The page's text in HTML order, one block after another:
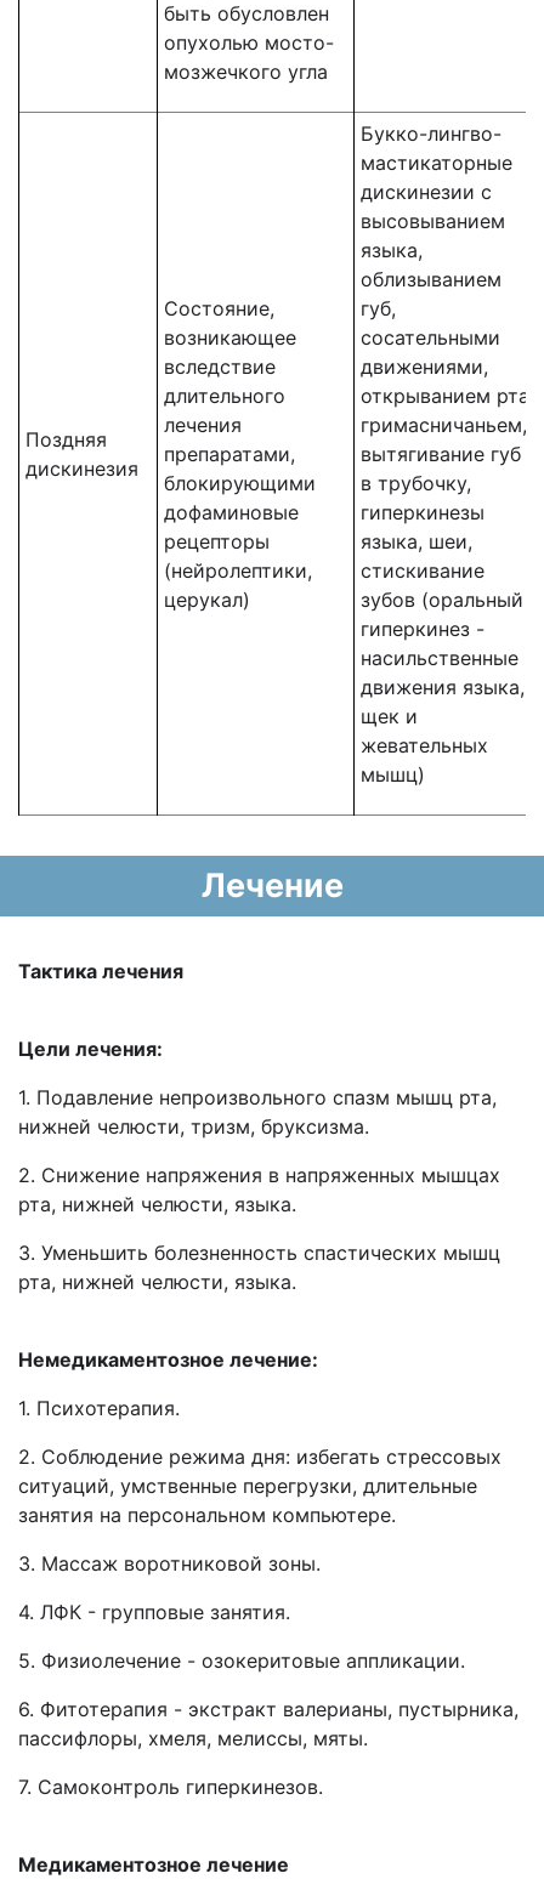
быть обусловлен
опухолью мосто-
мозжечкого угла
Поздняя
дискинезия
Состояние,
возникающее
вследствие
длительного
лечения
препаратами,
блокирующими
дофаминовые
рецепторы
(нейролептики,
церукал)
Букко-лингво-
мастикаторные
дискинезии с
высовыванием
языка,
облизыванием
губ,
сосательными
движениями,
открыванием рта,
гримасничаньем,
вытягивание губ
в трубочку,
гиперкинезы
языка, шеи,
стискивание
зубов (оральный
гиперкинез -
насильственные
движения языка,
щек и
жевательных
мышц)
Лечение
Тактика лечения
Цели лечения:
1. Подавление непроизвольного спазм мышц рта,
нижней челюсти, тризм, бруксизма.
2. Снижение напряжения в напряженных мышцах
рта, нижней челюсти, языка.
3. Уменьшить болезненность спастических мышц
рта, нижней челюсти, языка.
Немедикаментозное лечение:
1. Психотерапия.
2. Соблюдение режима дня: избегать стрессовых
ситуаций, умственные перегрузки, длительные
занятия на персональном компьютере.
3. Массаж воротниковой зоны.
4. ЛФК - групповые занятия.
5. Физиолечение - озокеритовые аппликации.
6. Фитотерапия - экстракт валерианы, пустырника,
пассифлоры, хмеля, мелиссы, мяты.
7. Самоконтроль гиперкинезов.
Медикаментозное лечение